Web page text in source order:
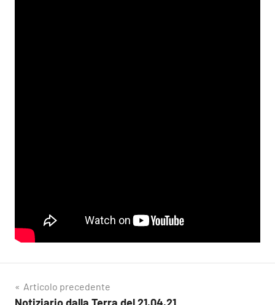
Navigazione
Articolo precedente